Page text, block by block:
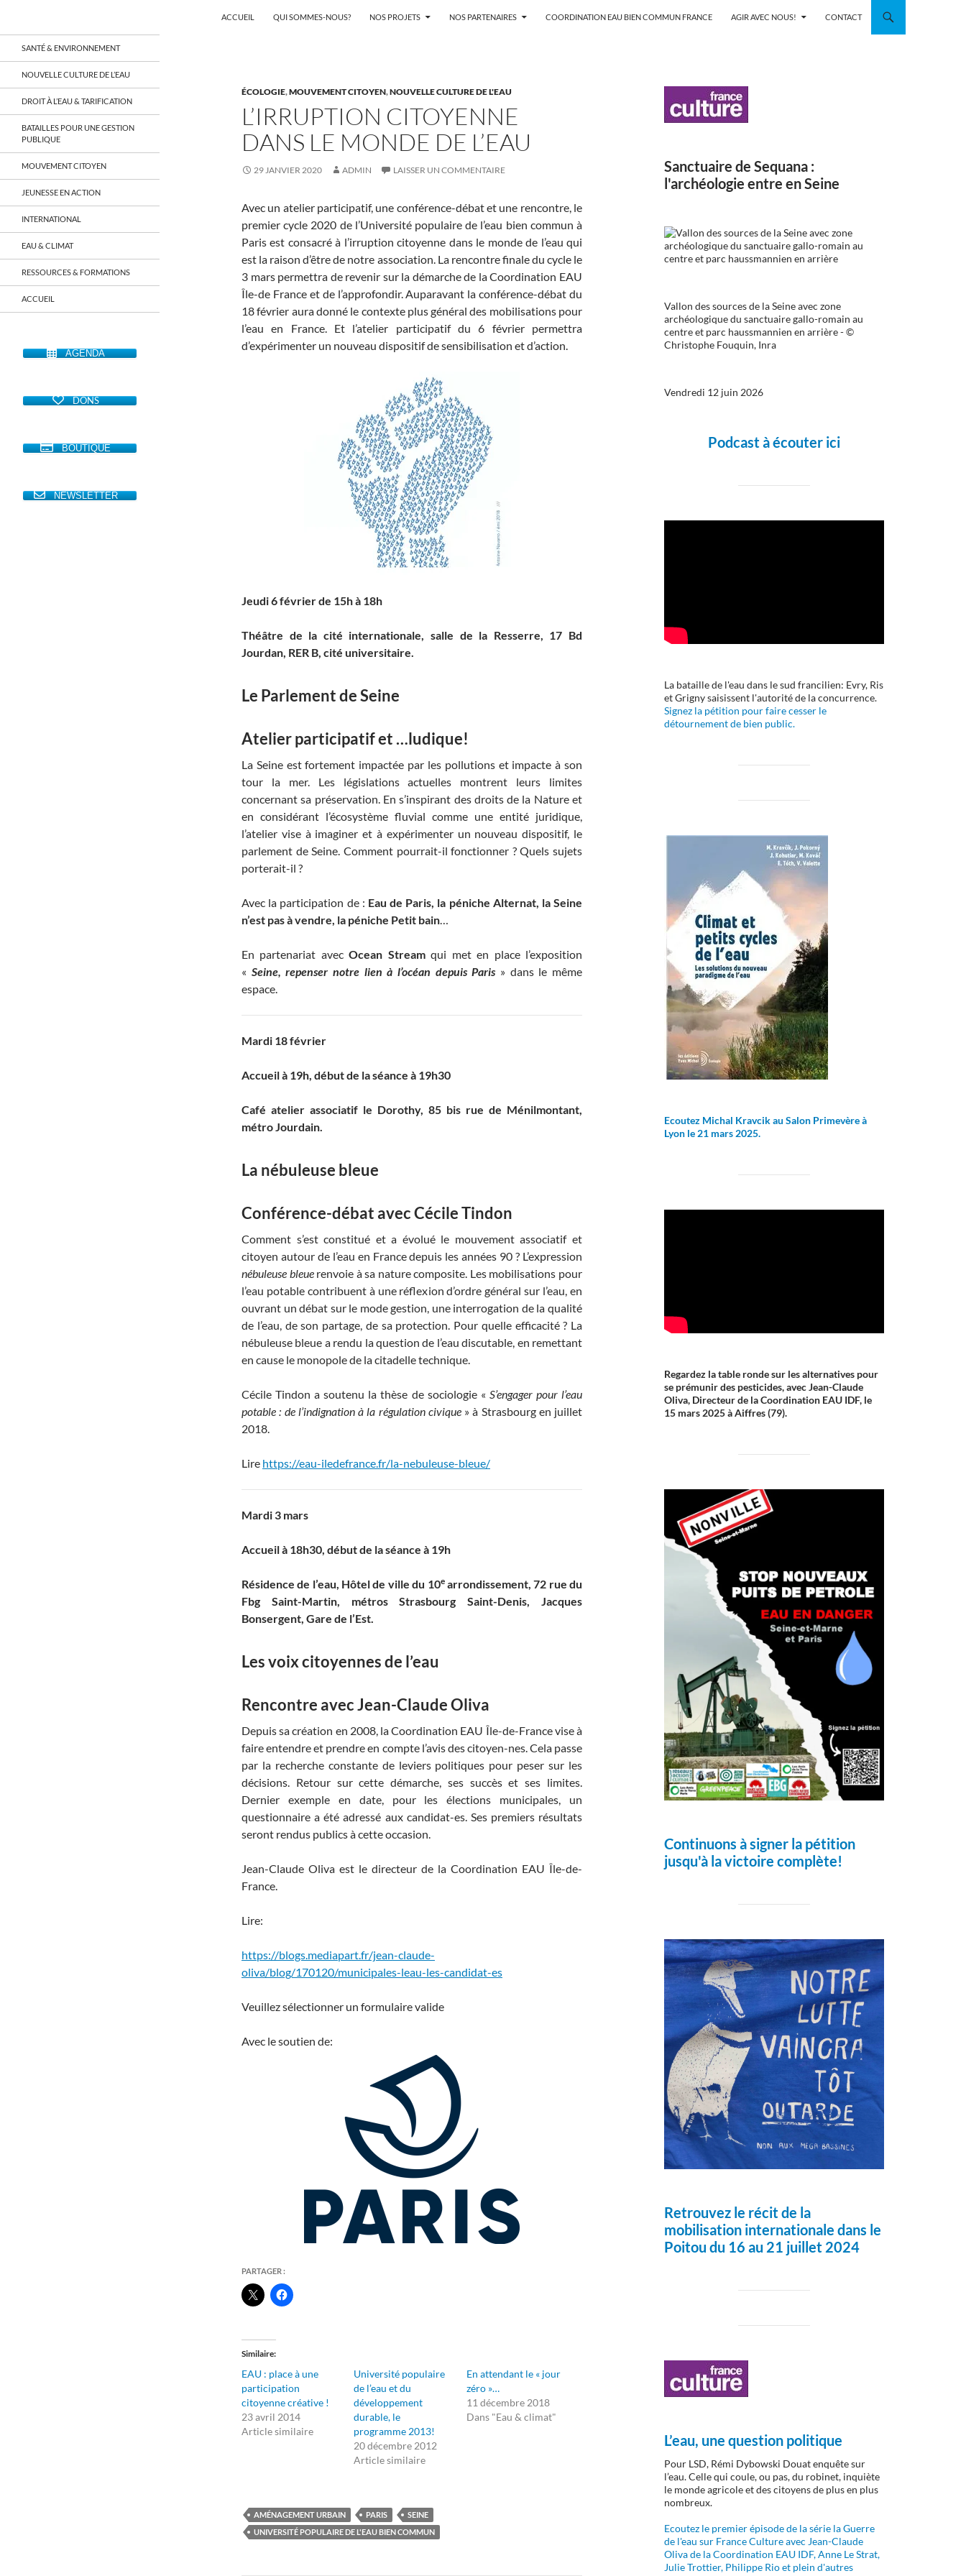
Aller
au
contenu
ACCUEIL QUI SOMMES-NOUS? NOS PROJETS NOS PARTENAIRES COORDINATION EAU BIEN COMMUN FRANCE AGIR AVEC NOUS! CONTACT
ÉCOLOGIE,MOUVEMENT CITOYEN,NOUVELLE CULTURE DE L'EAU
L’IRRUPTION CITOYENNE
DANS LE MONDE DE L’EAU
29 JANVIER 2020 ADMIN LAISSER UN COMMENTAIRE
Avec un atelier participatif, une conférence-débat et une rencontre, le
premier cycle 2020 de l’Université populaire de l’eau bien commun à
Paris est consacré à l’irruption citoyenne dans le monde de l’eau qui
est la raison d’être de notre association. La rencontre finale du cycle le
3 mars permettra de revenir sur la démarche de la Coordination EAU
Île-de France et de l’approfondir. Auparavant la conférence-débat du
18 février aura donné le contexte plus général des mobilisations pour
l’eau en France. Et l’atelier participatif du 6 février permettra
d’expérimenter un nouveau dispositif de sensibilisation et d’action.
Jeudi 6 février de 15h à 18h
Théâtre de la cité internationale, salle de la Resserre, 17 Bd
Jourdan, RER B, cité universitaire.
Le Parlement de Seine
Atelier participatif et …ludique!
La Seine est fortement impactée par les pollutions et impacte à son
tour la mer. Les législations actuelles montrent leurs limites
concernant sa préservation. En s’inspirant des droits de la Nature et
en considérant l’écosystème fluvial comme une entité juridique,
l’atelier vise à imaginer et à expérimenter un nouveau dispositif, le
parlement de Seine. Comment pourrait-il fonctionner ? Quels sujets
porterait-il ?
Avec la participation de : Eau de Paris, la péniche Alternat, la Seine
n’est pas à vendre, la péniche Petit bain…
En partenariat avecOcean Streamqui met en place l’exposition
« Seine, repenser notre lien à l’océan depuis Paris » dans le même
espace.
Mardi 18 février
Accueil à 19h, début de la séance à 19h30
Café atelier associatif le Dorothy, 85 bis rue de Ménilmontant,
métro Jourdain.
La nébuleuse bleue
Conférence-débat avec Cécile Tindon
Comment s’est constitué et a évolué le mouvement associatif et
citoyen autour de l’eau en France depuis les années 90 ? L’expression
nébuleuse bleuerenvoie à sa nature composite. Les mobilisations pour
l’eau potable contribuent à une réflexion d’ordre général sur l’eau, en
ouvrant un débat sur le mode gestion, une interrogation de la qualité
de l’eau, de son partage, de sa protection. Pour quelle efficacité ? La
nébuleuse bleue a rendu la question de l’eau discutable, en remettant
en cause le monopole de la citadelle technique.
Cécile Tindon a soutenu la thèse de sociologie « S’engager pour l’eau
potable : de l’indignation à la régulation civique» à Strasbourg en juillet
2018.
Lire https://eau-iledefrance.fr/la-nebuleuse-bleue/
Mardi 3 mars
Accueil à 18h30, début de la séance à 19h
Résidence de l’eau, Hôtel de ville du 10earrondissement, 72 rue du
Fbg Saint-Martin, métros Strasbourg Saint-Denis, Jacques
Bonsergent, Gare de l’Est.
Les voix citoyennes de l’eau
Rencontre avec Jean-Claude Oliva
Depuis sa création en 2008, la Coordination EAU Île-de-France vise à
faire entendre et prendre en compte l’avis des citoyen-nes. Cela passe
par la recherche constante de leviers politiques pour peser sur les
décisions. Retour sur cette démarche, ses succès et ses limites.
Dernier exemple en date, pour les élections municipales, un
questionnaire a été adressé aux candidat-es. Ses premiers résultats
seront rendus publics à cette occasion.
Jean-Claude Oliva est le directeur de la Coordination EAU Île-de-
France.
Lire:
https://blogs.mediapart.fr/jean-claude-
oliva/blog/170120/municipales-leau-les-candidat-es
Veuillez sélectionner un formulaire valide
Avec le soutien de:
PARTAGER :
Similaire
EAU : place à une
participation
citoyenne créative !
23 avril 2014
Article similaire
Université populaire
de l’eau et du
développement
durable, le
programme 2013!
20 décembre 2012
Article similaire
En attendant le « jour
zéro »…
11 décembre 2018
Dans "Eau & climat"
AMÉNAGEMENT URBAIN PARIS
SEINE
UNIVERSITÉ POPULAIRE DE L'EAU BIEN COMMUN
Sanctuaire de Sequana :
l'archéologie entre en Seine
Vallon des sources de la Seine avec zone
archéologique du sanctuaire gallo-romain au
centre et parc haussmannien en arrière - ©
Christophe Fouquin, Inra
Vendredi 12 juin 2026
Podcast à écouter ici
La bataille de l'eau dans le sud francilien: Evry, Ris
et Grigny saisissent l'autorité de la concurrence.
Signez la pétition pour faire cesser le
détournement de bien public.
Ecoutez Michal Kravcik au Salon Primevère à
Lyon le 21 mars 2025.
Regardez la table ronde sur les alternatives pour
se prémunir des pesticides, avec Jean-Claude
Oliva, Directeur de la Coordination EAU IDF, le
15 mars 2025 à Aiffres (79).
Continuons à signer la pétition
jusqu'à la victoire complète!
Retrouvez le récit de la
mobilisation internationale dans le
Poitou du 16 au 21 juillet 2024
L’eau, une question politique
Pour LSD, Rémi Dybowski Douat enquête sur
l’eau. Celle qui coule, ou pas, du robinet, inquiète
le monde agricole et des citoyens de plus en plus
nombreux.
Ecoutez le premier épisode de la série la Guerre
de l'eau sur France Culture avec Jean-Claude
Oliva de la Coordination EAU IDF, Anne Le Strat,
Julie Trottier, Philippe Rio et plein d'autres
un réseau qui réunit citoyens et
associations autour de la ressource
territoire français, sur tous les
économique, juridique, de la santé,
culturel…
SANTÉ & ENVIRONNEMENT
NOUVELLE CULTURE DE L’EAU
DROIT À L’EAU & TARIFICATION
BATAILLES POUR UNE GESTION
PUBLIQUE
MOUVEMENT CITOYEN
JEUNESSE EN ACTION
INTERNATIONAL
EAU & CLIMAT
RESSOURCES & FORMATIONS
ACCUEIL
AGENDA
DONS
BOUTIQUE
NEWSLETTER